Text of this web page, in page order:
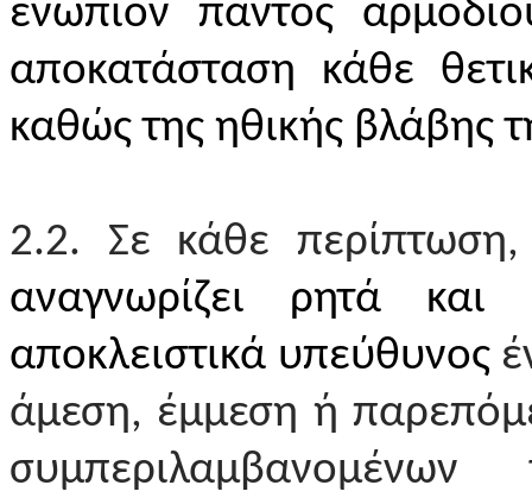
ενώπιον παντός
αποκατάσταση κάθε
καθώς της ηθικής βλάβης
2.2. Σε κάθε
αναγνωρίζει ρητά και
αποκλειστικά υπεύθυνος
άμεση, έμμεση ή